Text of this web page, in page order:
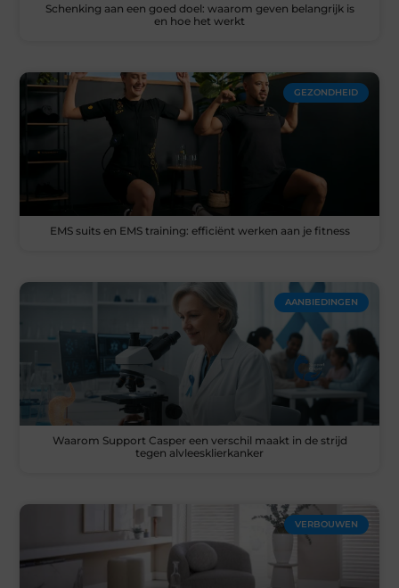
Schenking aan een goed doel: waarom geven belangrijk is
en hoe het werkt
GEZONDHEID
EMS suits en EMS training: efficiënt werken aan je fitness
AANBIEDINGEN
Waarom Support Casper een verschil maakt in de strijd
tegen alvleesklierkanker
VERBOUWEN